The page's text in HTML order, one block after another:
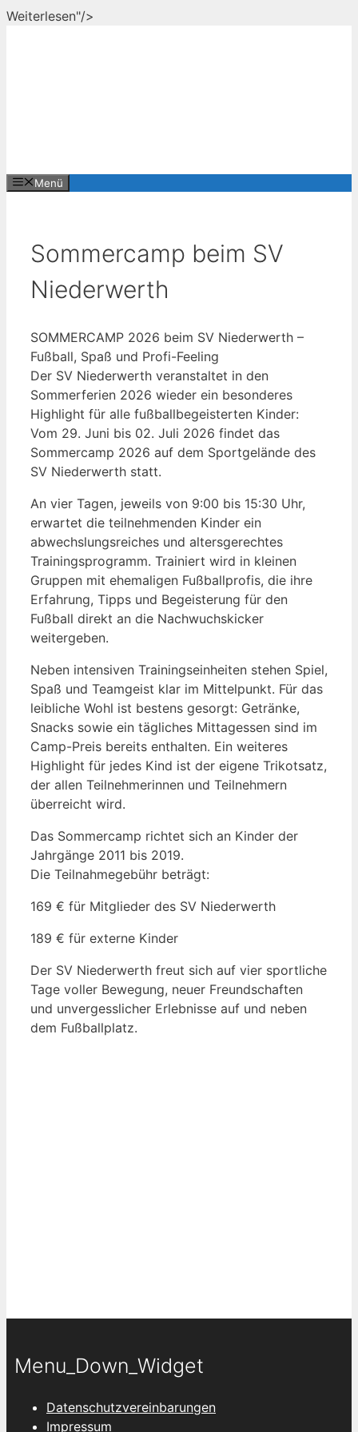
Weiterlesen"/>
Menü
Sommercamp beim SV
Niederwerth
SOMMERCAMP 2026 beim SV Niederwerth –
Fußball, Spaß und Profi-Feeling
Der SV Niederwerth veranstaltet in den
Sommerferien 2026 wieder ein besonderes
Highlight für alle fußballbegeisterten Kinder:
Vom 29. Juni bis 02. Juli 2026 findet das
Sommercamp 2026 auf dem Sportgelände des
SV Niederwerth statt.
An vier Tagen, jeweils von 9:00 bis 15:30 Uhr,
erwartet die teilnehmenden Kinder ein
abwechslungsreiches und altersgerechtes
Trainingsprogramm. Trainiert wird in kleinen
Gruppen mit ehemaligen Fußballprofis, die ihre
Erfahrung, Tipps und Begeisterung für den
Fußball direkt an die Nachwuchskicker
weitergeben.
Neben intensiven Trainingseinheiten stehen Spiel,
Spaß und Teamgeist klar im Mittelpunkt. Für das
leibliche Wohl ist bestens gesorgt: Getränke,
Snacks sowie ein tägliches Mittagessen sind im
Camp-Preis bereits enthalten. Ein weiteres
Highlight für jedes Kind ist der eigene Trikotsatz,
der allen Teilnehmerinnen und Teilnehmern
überreicht wird.
Das Sommercamp richtet sich an Kinder der
Jahrgänge 2011 bis 2019.
Die Teilnahmegebühr beträgt:
169 € für Mitglieder des SV Niederwerth
189 € für externe Kinder
Der SV Niederwerth freut sich auf vier sportliche
Tage voller Bewegung, neuer Freundschaften
und unvergesslicher Erlebnisse auf und neben
dem Fußballplatz.
Menu_Down_Widget
Datenschutzvereinbarungen
Impressum